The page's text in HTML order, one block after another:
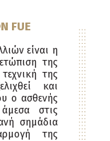
FUE
είναι η
της
της
και
ο ασθενής
στις
σημάδια
της